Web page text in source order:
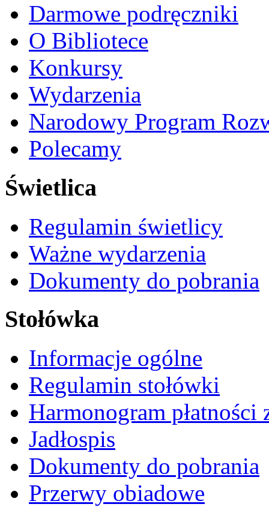
Darmowe podręczniki
O Bibliotece
Konkursy
Wydarzenia
Narodowy Program
Polecamy
Świetlica
Regulamin świetlicy
Ważne wydarzenia
Dokumenty do pobrania
Stołówka
Informacje ogólne
Regulamin stołówki
Harmonogram płatności
Jadłospis
Dokumenty do pobrania
Przerwy obiadowe